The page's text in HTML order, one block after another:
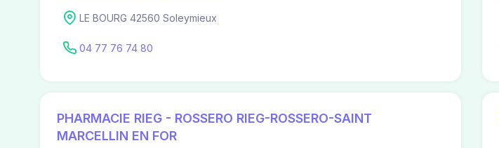
LE BOURG 42560 Soleymieux
04 77 76 74 80
PHARMACIE RIEG - ROSSERO RIEG-ROSSERO-SAINT
MARCELLIN EN FOR